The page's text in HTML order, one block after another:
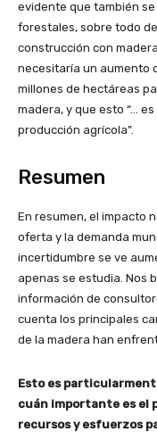
evidente que también
forestales, sobre todo
construcción con
necesitaría un aumento
millones de hectáreas
madera, y que esto “…
producción agrícola”.
Resumen
En resumen, el impacto
oferta y la demanda
incertidumbre se ve
apenas se estudia. Nos
información de
cuenta los principales
de la madera han
Esto es
cuán importante es el
recursos y esfuerzos